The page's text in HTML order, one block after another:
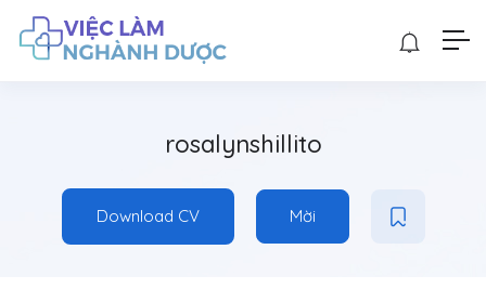
rosalynshillito
Download CV Mời